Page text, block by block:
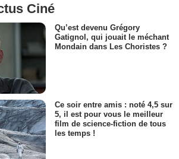
Ciné
Qu’est devenu Grégory
Gatignol, qui jouait le méchant
Mondain dans Les Choristes ?
Ce soir entre amis : noté 4,5 sur
5, il est pour vous le meilleur
film de science-fiction de tous
les temps !